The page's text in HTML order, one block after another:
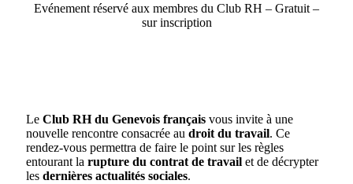
Evénement réservé aux membres du Club RH – Gratuit –
sur inscription
Le Club RH du Genevois françaisvous invite à une
nouvelle rencontre consacrée au droit du travail. Ce
rendez-vous permettra de faire le point sur les règles
entourant la rupture du contrat de travailet de décrypter
les dernières actualités sociales.